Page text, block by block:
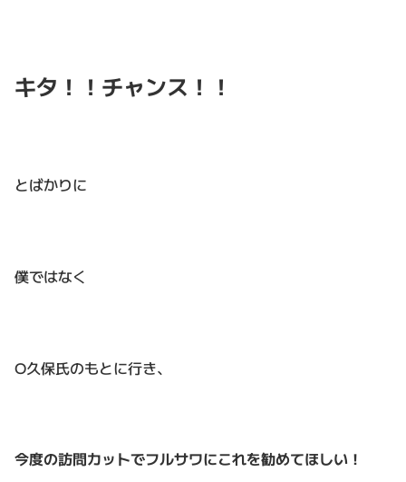
キタ！！チャンス！！
とばかりに
僕ではなく
O久保氏のもとに行き、
今度の訪問カットでフルサワにこれを勧めてほしい！